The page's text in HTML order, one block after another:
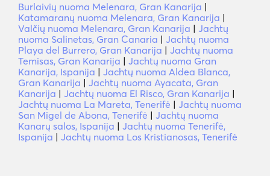
Burlaivių nuoma Melenara, Gran Kanarija |
Katamaranų nuoma Melenara, Gran Kanarija |
Valčių nuoma Melenara, Gran Kanarija | Jachtų
nuoma Salinetas, Gran Canaria | Jachtų nuoma
Playa del Burrero, Gran Kanarija | Jachtų nuoma
Temisas, Gran Kanarija | Jachtų nuoma Gran
Kanarija, Ispanija | Jachtų nuoma Aldea Blanca,
Gran Kanarija | Jachtų nuoma Ayacata, Gran
Kanarija | Jachtų nuoma El Risco, Gran Kanarija |
Jachtų nuoma La Mareta, Tenerifė | Jachtų nuoma
San Migel de Abona, Tenerifė | Jachtų nuoma
Kanarų salos, Ispanija | Jachtų nuoma Tenerifė,
Ispanija | Jachtų nuoma Los Kristianosas, Tenerifė